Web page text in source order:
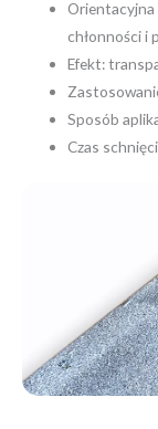
Orientacyjna
chłonności i
Efekt:
Sposób
Czas